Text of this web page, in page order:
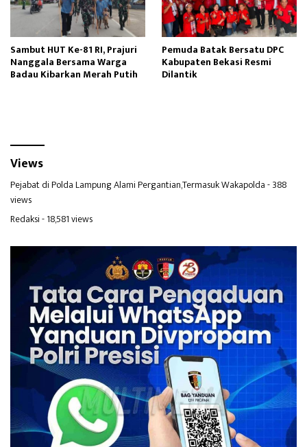
Sambut HUT Ke-81 RI, Prajuri
Nanggala Bersama Warga
Badau Kibarkan Merah Putih
Pemuda Batak Bersatu DPC
Kabupaten Bekasi Resmi
Dilantik
Views
Pejabat di Polda Lampung Alami Pergantian,Termasuk Wakapolda- 388
views
Redaksi- 18,581 views